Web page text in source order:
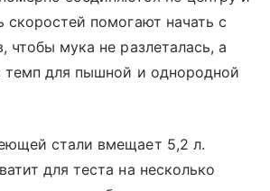
скоростей помогают начать с
чтобы мука не разлеталась, а
темп для пышной и однородной
стали вмещает 5,2 л.
для теста на несколько